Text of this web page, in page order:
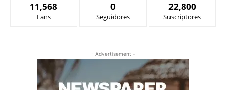
11,568
Fans
0
Seguidores
22,800
Suscriptores
- Advertisement -